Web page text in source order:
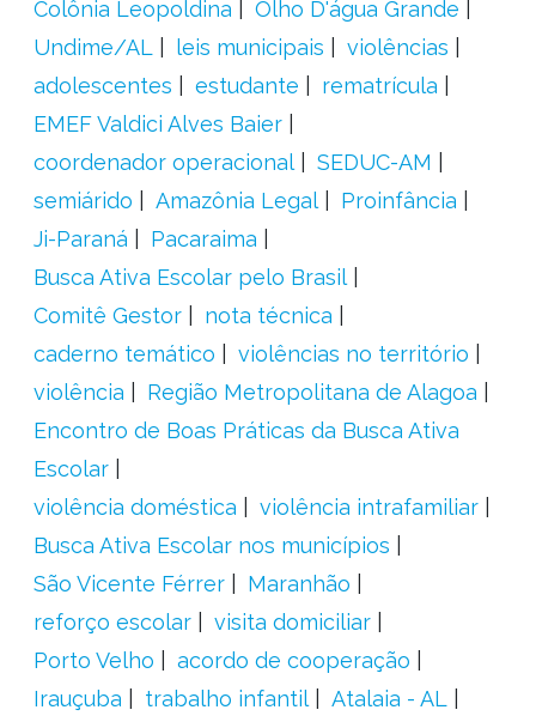
Colônia Leopoldina
Olho D'água Grande
Undime/AL
leis municipais
violências
adolescentes
estudante
rematrícula
EMEF Valdici Alves Baier
coordenador operacional
SEDUC-AM
semiárido
Amazônia Legal
Proinfância
Ji-Paraná
Pacaraima
Busca Ativa Escolar pelo Brasil
Comitê Gestor
nota técnica
caderno temático
violências no território
violência
Região Metropolitana de Alagoa
Encontro de Boas Práticas da Busca Ativa
Escolar
violência doméstica
violência intrafamiliar
Busca Ativa Escolar nos municípios
São Vicente Férrer
Maranhão
reforço escolar
visita domiciliar
Porto Velho
acordo de cooperação
Irauçuba
trabalho infantil Atalaia - AL